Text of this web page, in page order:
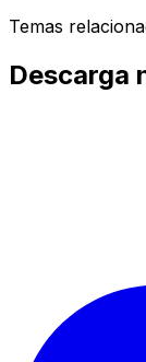
Temas
Descarga